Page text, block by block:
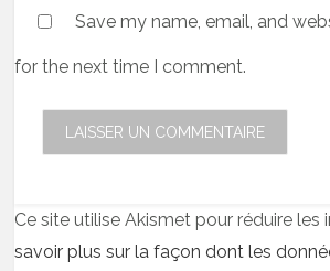
Save my name, email, and
for the next time I comment.
Ce site utilise Akismet pour réduire les
savoir plus sur la façon dont les